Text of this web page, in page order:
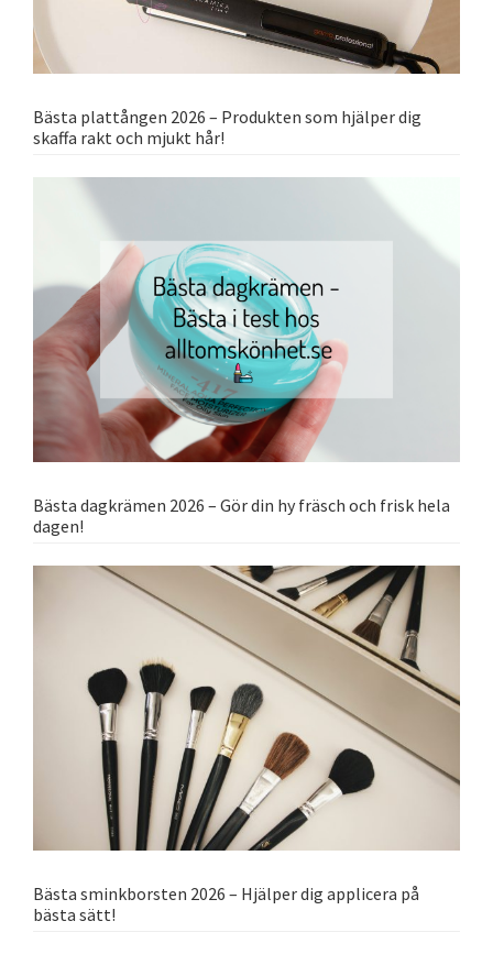
Bästa plattången 2026 – Produkten som hjälper dig
skaffa rakt och mjukt hår!
Bästa dagkrämen 2026 – Gör din hy fräsch och frisk hela
dagen!
Bästa sminkborsten 2026 – Hjälper dig applicera på
bästa sätt!